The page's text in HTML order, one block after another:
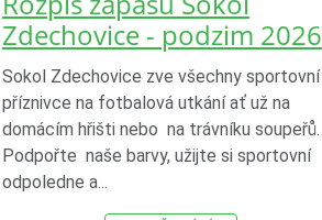
Zdechovice - podzim 2026
Sokol Zdechovice zve všechny sportovní
příznivce na fotbalová utkání ať už na
domácím hřišti nebo na trávníku soupeřů.
Podpořte naše barvy, užijte si sportovní
odpoledne a...